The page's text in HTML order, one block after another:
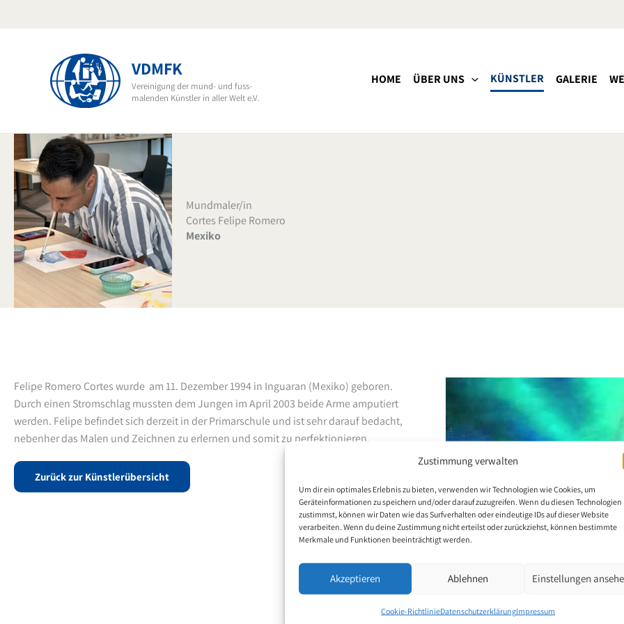
Zustimmung verwalten
Um dir ein optimales Erlebnis zu bieten, verwenden wir Technologien wie Cookies, um
Geräteinformationen zu speichern und/oder darauf zuzugreifen. Wenn du diesen Technologien
zustimmst, können wir Daten wie das Surfverhalten oder eindeutige IDs auf dieser Website
verarbeiten. Wenn du deine Zustimmung nicht erteilst oder zurückziehst, können bestimmte
Merkmale und Funktionen beeinträchtigt werden.
Akzeptieren Ablehnen Einstellungen
Cookie-RichtlinieDatenschutzerklärungImpressum
VDMFK
Vereinigung der mund- und fuss-
malenden Künstler in aller Welt e.V.
HOME ÜBER UNS KÜNSTLER GALERIE
Mundmaler/in
Cortes Felipe Romero
Mexiko
Felipe Romero Cortes wurde am 11. Dezember 1994 in Inguaran (Mexiko) geboren.
Durch einen Stromschlag mussten dem Jungen im April 2003 beide Arme amputiert
werden. Felipe befindet sich derzeit in der Primarschule und ist sehr darauf bedacht,
nebenher das Malen und Zeichnen zu erlernen und somit zu perfektionieren.
Zurück zur Künstlerübersicht